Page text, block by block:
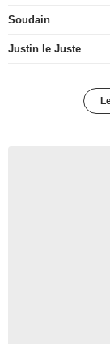
Soudain
Justin le Juste